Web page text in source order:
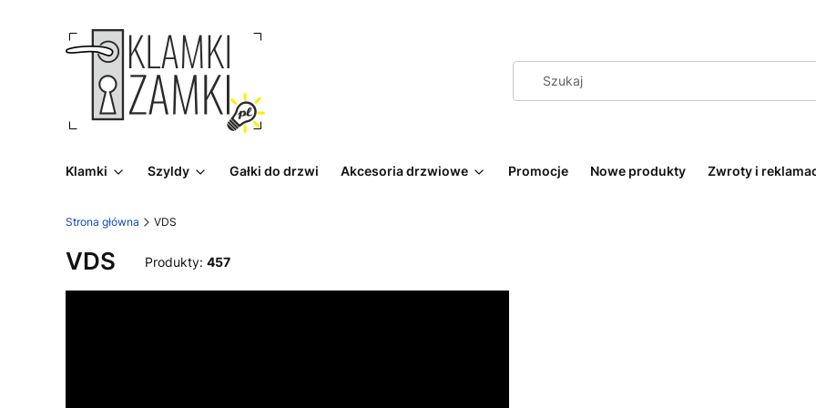
Klamki Szyldy Gałki do drzwi Akcesoria drzwiowe Promocje Nowe produkty Zwroty i
Strona główna VDS
VDS Produkty: 457